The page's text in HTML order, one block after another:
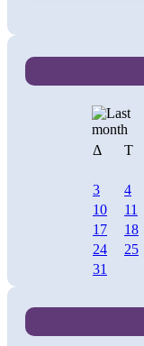
Δ
Τ
3
4
10
11
17
18
24
25
31